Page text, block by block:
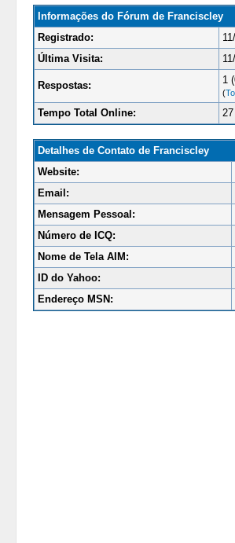
Informações do Fórum de Franciscley
Registrado:
Última Visita:
Respostas: 1
(
Tempo Total Online:
Detalhes de Contato de Franciscley
Website:
Email:
Mensagem Pessoal:
Número de ICQ:
Nome de Tela AIM:
ID do Yahoo:
Endereço MSN: